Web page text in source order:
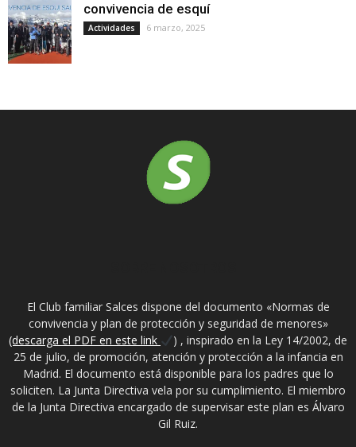
convivencia de esquí
Actividades 6 marzo, 2025
El Club familiar Salces dispone del documento «Normas de
convivencia y plan de protección y seguridad de menores»
(descarga el PDF en este link
) , inspirado en la Ley 14/2002, de
25 de julio, de promoción, atención y protección a la infancia en
Madrid. El documento está disponible para los padres que lo
soliciten. La Junta Directiva vela por su cumplimiento. El miembro
de la Junta Directiva encargado de supervisar este plan es Álvaro
Gil Ruiz.